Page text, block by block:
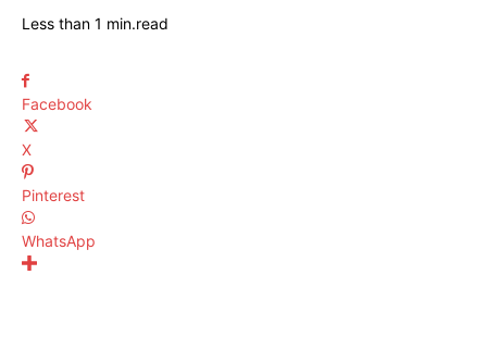
Less than 1 min.read
Facebook
X
Pinterest
WhatsApp